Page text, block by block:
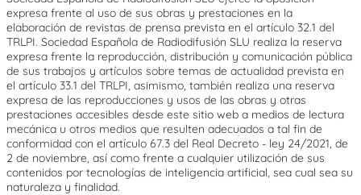
expresa frente al uso de sus obras y prestaciones en la
elaboración de revistas de prensa prevista en el artículo 32.1 del
TRLPI. Sociedad Española de Radiodifusión SLU realiza la reserva
expresa frente la reproducción, distribución y comunicación pública
de sus trabajos y artículos sobre temas de actualidad prevista en
el artículo 33.1 del TRLPI, asimismo, también realiza una reserva
expresa de las reproducciones y usos de las obras y otras
prestaciones accesibles desde este sitio web a medios de lectura
mecánica u otros medios que resulten adecuados a tal fin de
conformidad con el artículo 67.3 del Real Decreto - ley 24/2021, de
2 de noviembre, así como frente a cualquier utilización de sus
contenidos por tecnologías de inteligencia artificial, sea cual sea su
naturaleza y finalidad.